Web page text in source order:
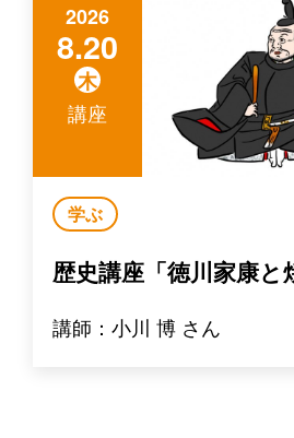
2026
8.20
木
講座
学ぶ
歴史講座「徳川家康と
講師：小川 博 さん